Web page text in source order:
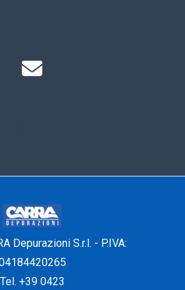
Depurazioni S.r.l. - P.IVA:
Tel. +39 0423